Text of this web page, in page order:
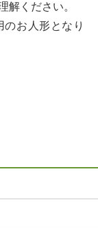
解ください。
のお人形となり